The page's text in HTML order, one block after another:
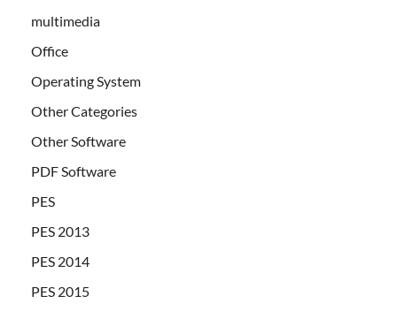
multimedia
Office
Operating System
Other Categories
Other Software
PDF Software
PES
PES 2013
PES 2014
PES 2015